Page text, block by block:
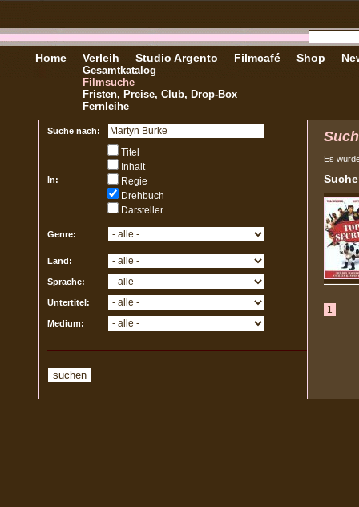
Home Verleih
Gesamtkatalog
Filmsuche
Fristen, Preise, Club, Drop-Box
Fernleihe
Studio Argento Filmcafé Shop
Suche nach:
In:
Titel
Inhalt
Regie
Drehbuch
Darsteller
Genre:
Land:
Sprache:
Untertitel:
Medium:
Es
1